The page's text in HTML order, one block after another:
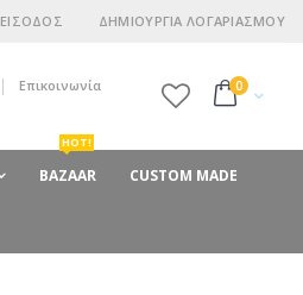
ΕΊΣΟΔΟΣ ΔΗΜΙΟΥΡΓΊΑ ΛΟΓΑΡΙΑΣΜΟΎ
Cart
0στοιχεία
Επικοινωνία
BAZAAR
HOT!
CUSTOM MADE